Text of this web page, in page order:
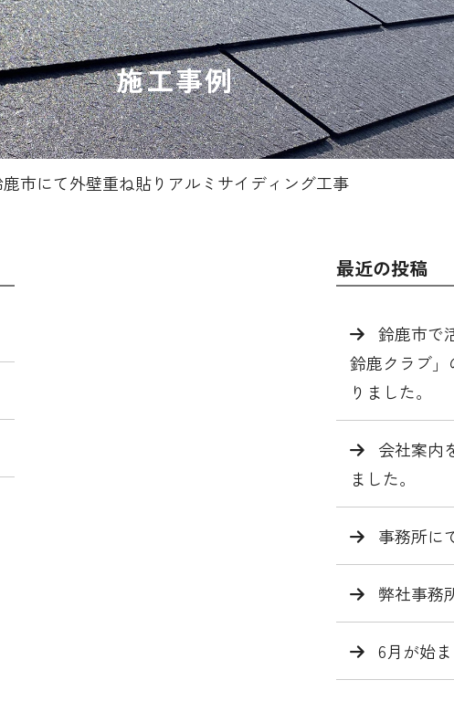
施工事例
市にて外壁重ね貼りアルミサイディング工事
最近の投稿
鈴鹿市で
鈴鹿クラブ
りました。
会社案内
ました。
事務所に
弊社事務
6月が始